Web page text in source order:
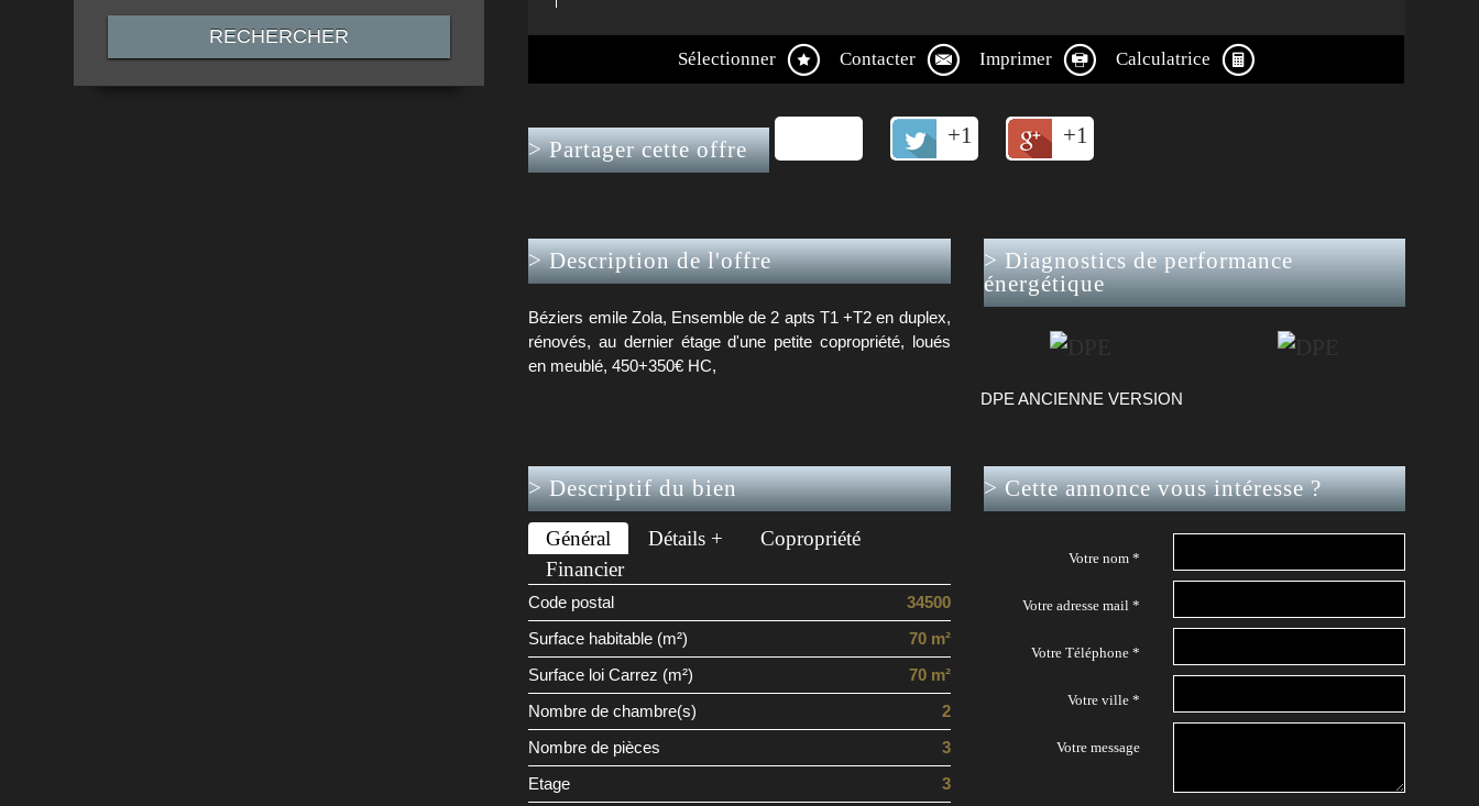
RECHERCHER
Sélectionner Contacter Imprimer Calculatrice
>Partager cette offre
+1 +1
>Description de l'offre
Béziers emile Zola, Ensemble de 2 apts T1 +T2 en duplex,
rénovés, au dernier étage d'une petite copropriété, loués
en meublé, 450+350€ HC,
>Diagnostics de performance
énergétique
DPE ANCIENNE VERSION
>Descriptif du bien
Général Détails +
Copropriété
Financier
Code postal 34500
Surface habitable (m²) 70 m²
Surface loi Carrez (m²) 70 m²
Nombre de chambre(s) 2
Nombre de pièces 3
Etage 3
>Cette annonce vous intéresse ?
Votre nom *
Votre adresse mail *
Votre Téléphone *
Votre ville *
Votre message